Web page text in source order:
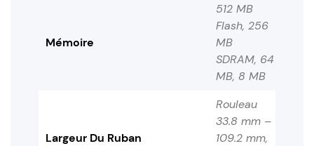
Mémoire
512 MB
Flash, 256
MB
SDRAM, 64
MB, 8 MB
Largeur Du Ruban
Rouleau
33.8 mm –
109.2 mm,